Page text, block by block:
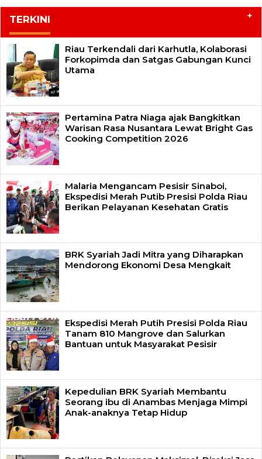
TERKINI +
Riau Terkendali dari Karhutla, Kolaborasi
Forkopimda dan Satgas Gabungan Kunci
Utama
Pertamina Patra Niaga ajak Bangkitkan
Warisan Rasa Nusantara Lewat Bright Gas
Cooking Competition 2026
Malaria Mengancam Pesisir Sinaboi,
Ekspedisi Merah Putib Presisi Polda Riau
Berikan Pelayanan Kesehatan Gratis
BRK Syariah Jadi Mitra yang Diharapkan
Mendorong Ekonomi Desa Mengkait
Ekspedisi Merah Putih Presisi Polda Riau
Tanam 810 Mangrove dan Salurkan
Bantuan untuk Masyarakat Pesisir
Kepedulian BRK Syariah Membantu
Seorang ibu di Anambas Menjaga Mimpi
Anak-anaknya Tetap Hidup